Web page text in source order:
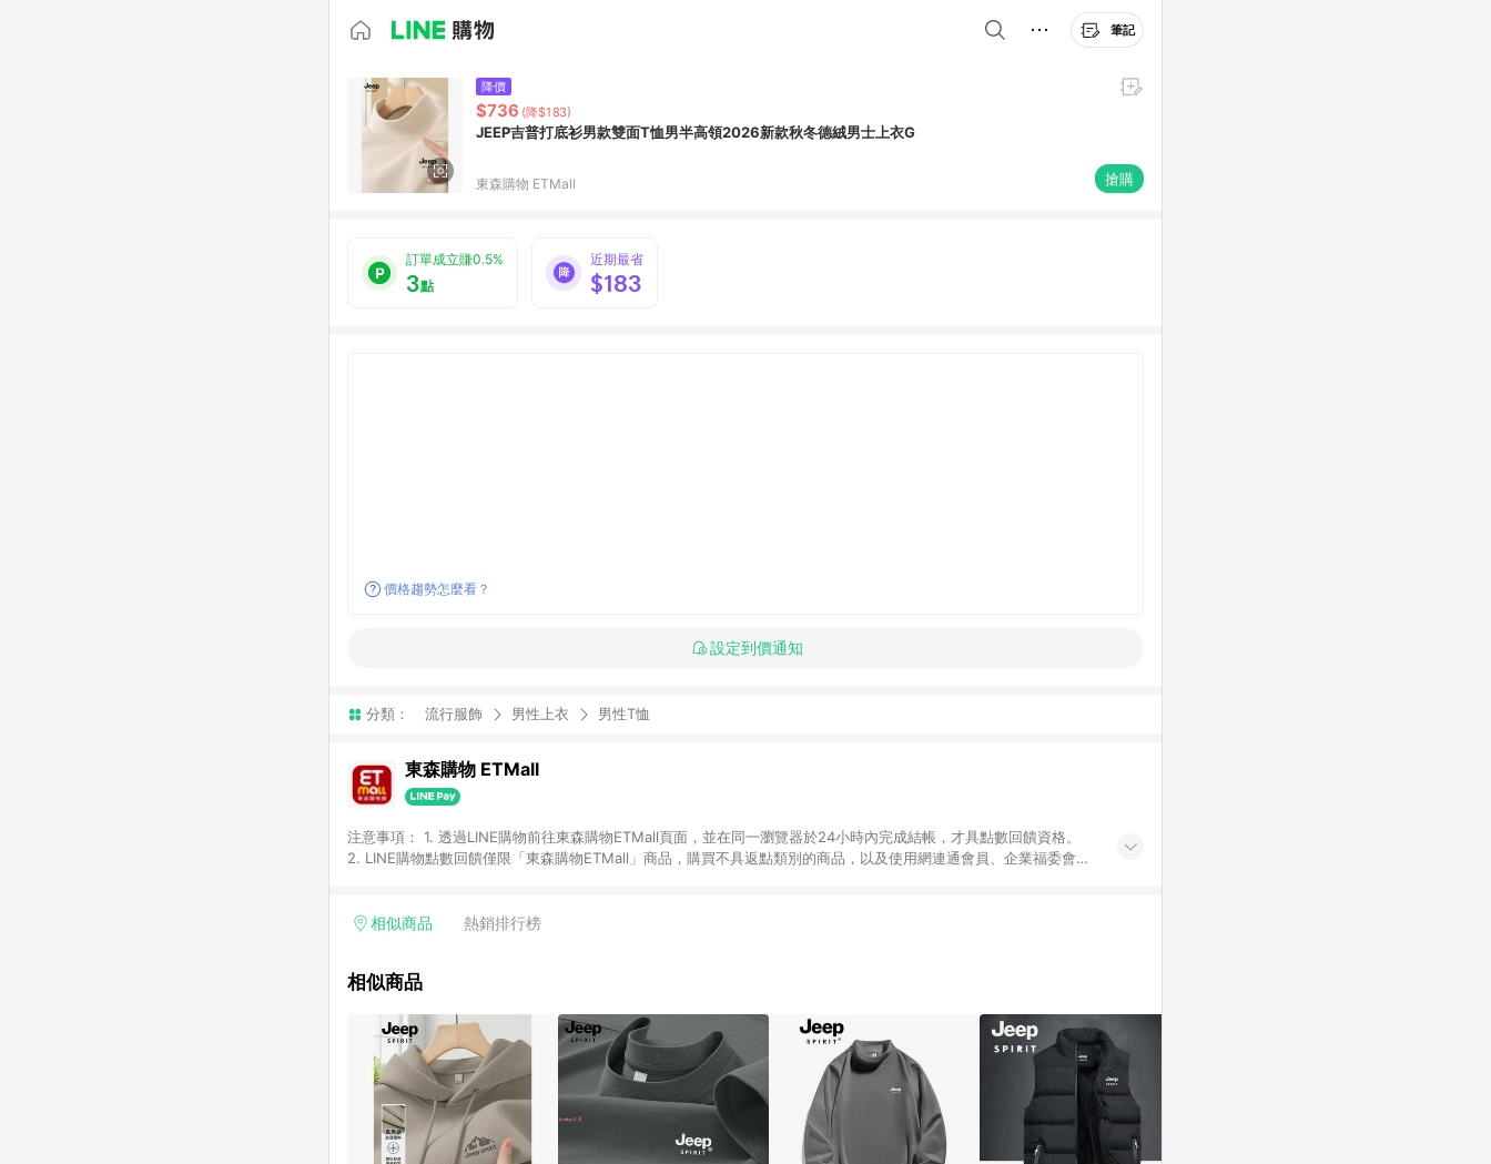
筆記
降價
$736 (降$183)
JEEP吉普打底衫男款雙面T恤男半高領2026新款秋冬德絨男士上衣G
東森購物 ETMall 搶購
訂單成立賺0.5%
3點
近期最省
$183
價格趨勢怎麼看？
設定到價通知
分類： 流行服飾 男性上衣 男性T恤
東森購物 ETMall
注意事項： 1. 透過LINE購物前往東森購物ETMall頁面，並在同一瀏覽器於24小時內完成結帳，才具點數回饋資格。
2. LINE購物點數回饋僅限「東森購物ETMall」商品，購買不具返點類別的商品，以及使用網連通會員、企業福委會員
「草莓網」全館商品。 4. 如取消訂單、退貨、退款或購物中登出東森購物ETMall，將無法獲得點數回饋。 5. 點數回
面顯示為準。 7. LINE購物設有「單一商品最高回饋點數」機制(特殊活動時開放「回饋無上限」)，以同一訂單中同一
品資料更新會有時間差，如顯示之商品規格、顏色、價位、贈品與東森購物ETMall銷售網頁不符，以銷售網頁標示為
準。 9. 若有贈點爭議，請務必於訂單日期+180天以內至LINE購物客服洽詢；若超過180天(含)以上進行申訴，恕無法
贈點回饋。 10. 部分點數紅包僅限指定商品使用，或不適用於無回饋商品。各點數紅包之適用商品與使用條件請依點數
紅包頁面規則為準。
相似商品 熱銷排行榜
相似商品